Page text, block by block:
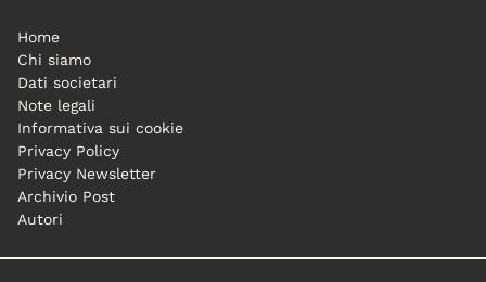
Home
Chi siamo
Dati societari
Note legali
Informativa sui cookie
Privacy Policy
Privacy Newsletter
Archivio Post
Autori